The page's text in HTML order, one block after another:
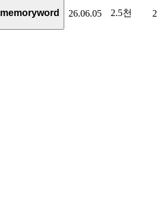
memoryword 26.06.05 2.5천 2